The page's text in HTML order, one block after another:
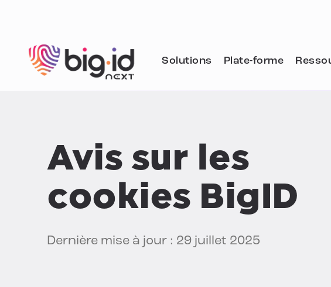
Solutions Plate-forme
Avis sur les
cookies BigID
Dernière mise à jour : 29 juillet 2025